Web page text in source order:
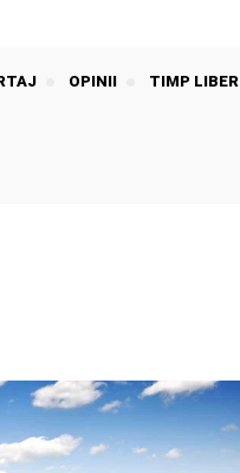
OPINII TIMP LIBER